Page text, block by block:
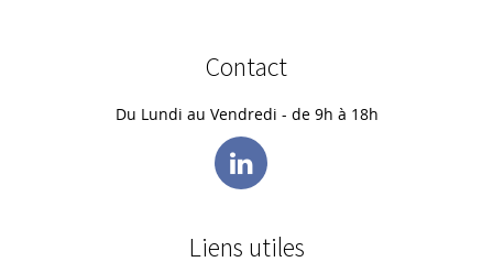
Contact
Du Lundi au Vendredi - de 9h à 18h
Liens utiles